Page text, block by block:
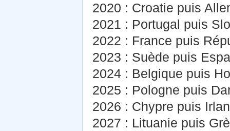
2020 : Croatie puis
2021 : Portugal puis
2022 : France puis
2023 : Suède puis
2024 : Belgique puis
2025 : Pologne puis
2026 : Chypre puis
2027 : Lituanie puis